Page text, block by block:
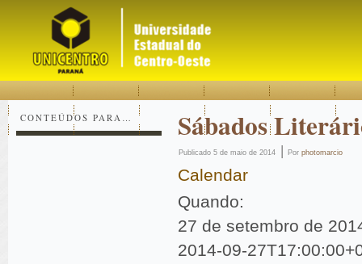
CONTEÚDOS PARA… Sábados
Publicado 5 de maio de 2014 | Por photomarcio
Calendar
Quando:
27 de setembro de
2014-09-